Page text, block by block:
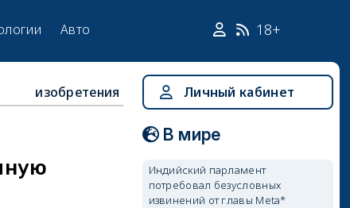
Авто 18+
изобретения Личный кабинет
В мире
Индийский парламент
потребовал безусловных
извинений от главы Meta*